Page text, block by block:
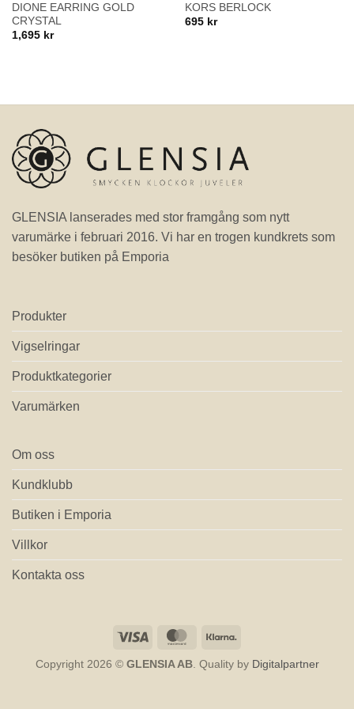
DIONE EARRING GOLD
CRYSTAL
1,695 kr
KORS BERLOCK
695 kr
GLENSIA lanserades med stor framgång som nytt
varumärke i februari 2016. Vi har en trogen kundkrets som
besöker butiken på Emporia
Produkter
Vigselringar
Produktkategorier
Varumärken
Om oss
Kundklubb
Butiken i Emporia
Villkor
Kontakta oss
Visa MasterCard
Copyright 2026 © GLENSIA AB. Quality by Digitalpartner